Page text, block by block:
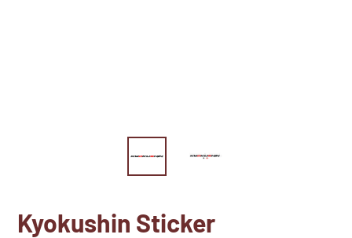
Kyokushin Sticker